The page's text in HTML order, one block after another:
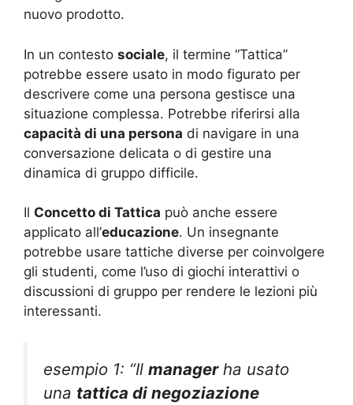
nuovo prodotto.
In un contesto sociale, il termine “Tattica”
potrebbe essere usato in modo figurato per
descrivere come una persona gestisce una
situazione complessa. Potrebbe riferirsi alla
capacità di una persona di navigare in una
conversazione delicata o di gestire una
dinamica di gruppo difficile.
Il Concetto di Tattica può anche essere
applicato all’educazione. Un insegnante
potrebbe usare tattiche diverse per coinvolgere
gli studenti, come l’uso di giochi interattivi o
discussioni di gruppo per rendere le lezioni più
interessanti.
esempio 1: “Il managerha usato
una tattica di negoziazione